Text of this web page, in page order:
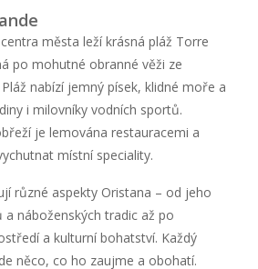
města leží krásná pláž Torre
po mohutné obranné věži ze
nabízí jemný písek, klidné moře a
i milovníky vodních sportů.
je lemována restauracemi a
místní speciality.
různé aspekty Oristana – od jeho
náboženských tradic až po
a kulturní bohatství. Každý
něco, co ho zaujme a obohatí.